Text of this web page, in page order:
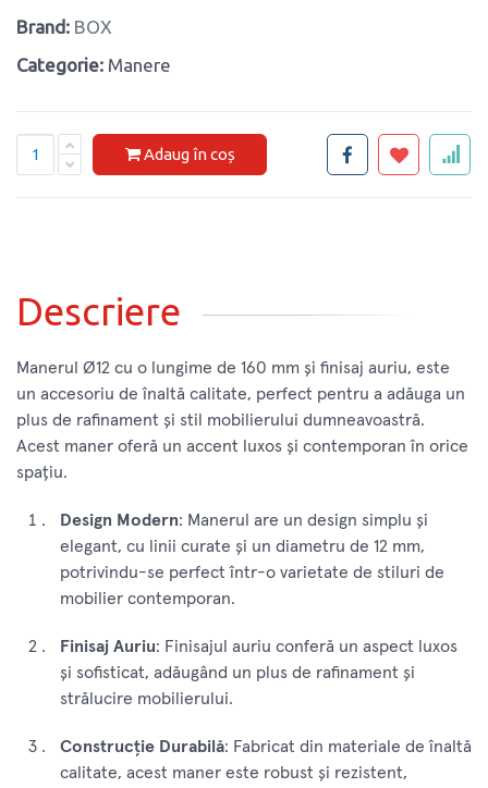
Brand: BOX
Categorie: Manere
Adaug în coș
Descriere
Manerul Ø12 cu o lungime de 160 mm și finisaj auriu, este
un accesoriu de înaltă calitate, perfect pentru a adăuga un
plus de rafinament și stil mobilierului dumneavoastră.
Acest maner oferă un accent luxos și contemporan în orice
spațiu.
Design Modern: Manerul are un design simplu și
elegant, cu linii curate și un diametru de 12 mm,
potrivindu-se perfect într-o varietate de stiluri de
mobilier contemporan.
Finisaj Auriu: Finisajul auriu conferă un aspect luxos
și sofisticat, adăugând un plus de rafinament și
strălucire mobilierului.
Construcție Durabilă: Fabricat din materiale de înaltă
calitate, acest maner este robust și rezistent,